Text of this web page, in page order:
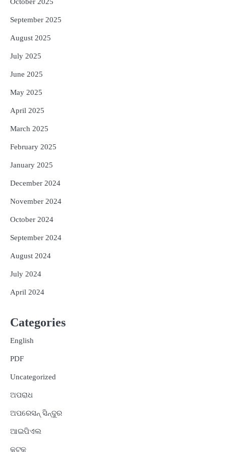
September 2025
August 2025
July 2025
June 2025
May 2025
April 2025
March 2025
February 2025
January 2025
December 2024
November 2024
October 2024
September 2024
August 2024
July 2024
April 2024
Categories
English
PDF
Uncategorized
ଅପରାଧ
ଅପରେସନ୍ ସିନ୍ଦୁର
ଆଇପିଏଲ
କଟକ